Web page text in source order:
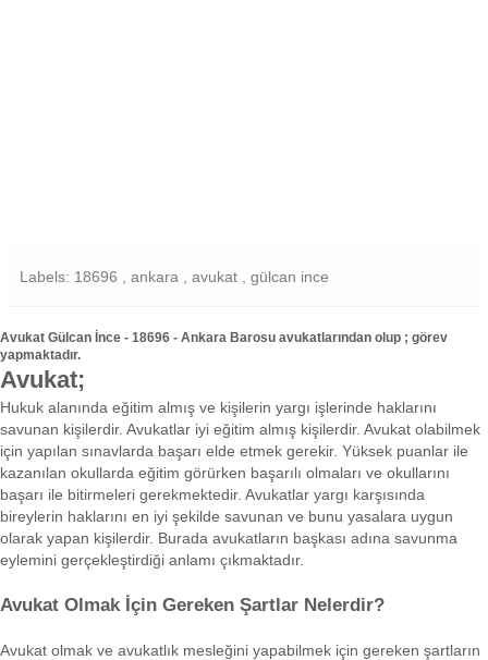
Labels: 18696 , ankara , avukat , gülcan ince
Avukat Gülcan İnce - 18696 - Ankara Barosu avukatlarından olup ; görev
yapmaktadır.
Avukat;
Hukuk alanında eğitim almış ve kişilerin yargı işlerinde haklarını
savunan kişilerdir. Avukatlar iyi eğitim almış kişilerdir. Avukat olabilmek
için yapılan sınavlarda başarı elde etmek gerekir. Yüksek puanlar ile
kazanılan okullarda eğitim görürken başarılı olmaları ve okullarını
başarı ile bitirmeleri gerekmektedir. Avukatlar yargı karşısında
bireylerin haklarını en iyi şekilde savunan ve bunu yasalara uygun
olarak yapan kişilerdir. Burada avukatların başkası adına savunma
eylemini gerçekleştirdiği anlamı çıkmaktadır.
Avukat Olmak İçin Gereken Şartlar Nelerdir?
Avukat olmak ve avukatlık mesleğini yapabilmek için gereken şartların